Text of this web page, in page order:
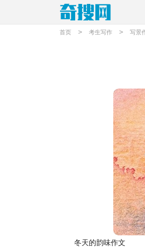
首页 > 考生写作 > 写景
冬天的韵味作文